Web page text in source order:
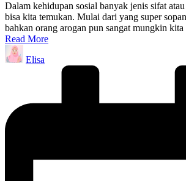
Dalam kehidupan sosial banyak jenis sifat
bisa kita temukan. Mulai dari yang super
bahkan orang arogan pun sangat mungkin
Read More
Posted
by
Elisa